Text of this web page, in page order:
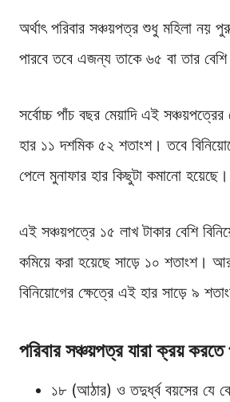
অর্থাৎ পরিবার সঞ্চয়পত্র শুধু মহিলা নয়
পারবে তবে এজন্য তাকে ৬৫ বা তার
সর্বোচ্চ পাঁচ বছর মেয়াদি এই সঞ্চয়পত্রের
হার ১১ দশমিক ৫২ শতাংশ। তবে
পেলে মুনাফার হার কিছুটা কমানো হয়েছে।
এই সঞ্চয়পত্রে ১৫ লাখ টাকার বেশি
কমিয়ে করা হয়েছে সাড়ে ১০ শতাংশ।
বিনিয়োগের ক্ষেত্রে এই হার সাড়ে ৯
পরিবার সঞ্চয়পত্র যারা ক্রয়করতে
১৮ (আঠার) ও তদুর্ধ্ব বয়সের যে